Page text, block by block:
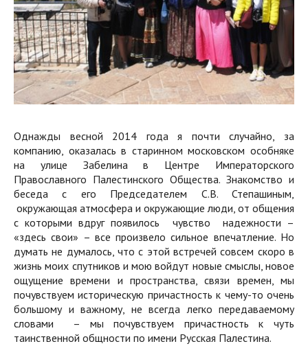
Однажды весной 2014 года я почти случайно, за
компанию, оказалась в старинном московском особняке
на улице Забелина в Центре Императорского
Православного Палестинского Общества. Знакомство и
беседа с его Председателем С.В. Степашиным,
окружающая атмосфера и окружающие люди, от общения
с которыми вдруг появилось чувство надежности –
«здесь свои» – все произвело сильное впечатление. Но
думать не думалось, что с этой встречей совсем скоро в
жизнь моих спутников и мою войдут новые смыслы, новое
ощущение времени и пространства, связи времен, мы
почувствуем историческую причастность к чему-то очень
большому и важному, не всегда легко передаваемому
словами – мы почувствуем причастность к чуть
таинственной общности по имени Русская Палестина.